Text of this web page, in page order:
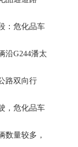
：危化品车
沿G244潘太
路双向行
，危化品车
数量较多，